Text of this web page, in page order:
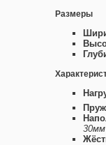
Размеры
30мм